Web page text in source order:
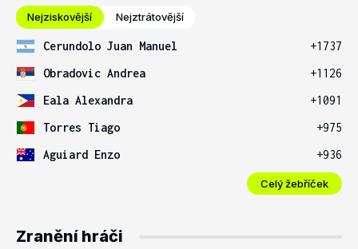
Nejziskovější Nejztrátovější
Cerundolo Juan Manuel
+1737
Obradovic Andrea
+1126
Eala Alexandra
+1091
Torres Tiago
+975
Aguiard Enzo
+936
Celý žebříček
Zranění hráči